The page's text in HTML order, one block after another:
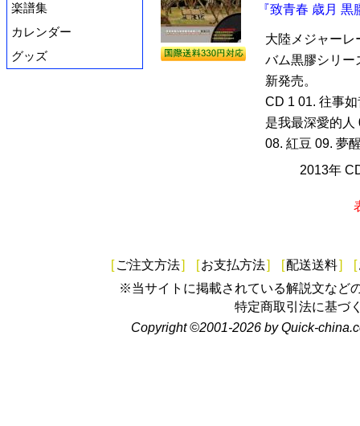
楽譜集
カレンダー
グッズ
『致青春 歳月
大陸メジャーレ
バム黒膠シリー
新発売。
CD 1 01. 往事
是我最深愛的人
08. 紅豆 09. 夢
2013年
[ ご注文方法] [お支払方法] [配送送料] [
※当サイトに掲載されている解説文など
特定商取引法に基づ
Copyright ©2001-2026 by Quick-